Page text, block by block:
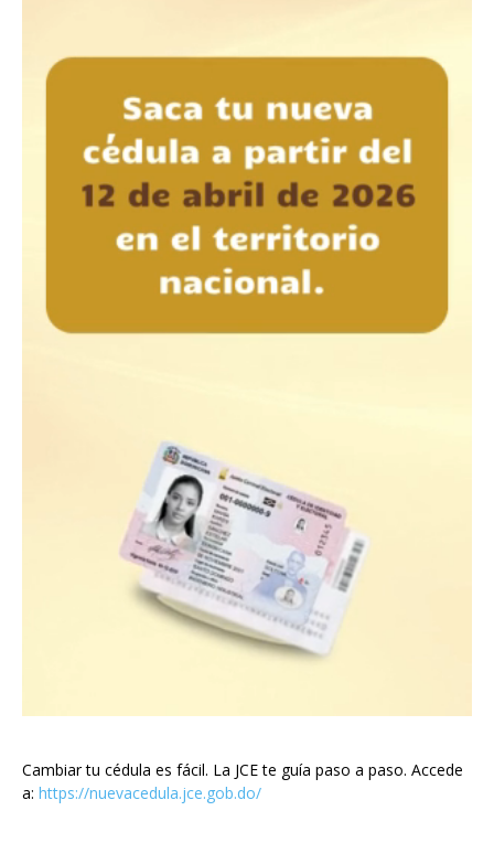
Cambiar tu cédula es fácil. La JCE te guía paso a paso. Accede
a: https://nuevacedula.jce.gob.do/